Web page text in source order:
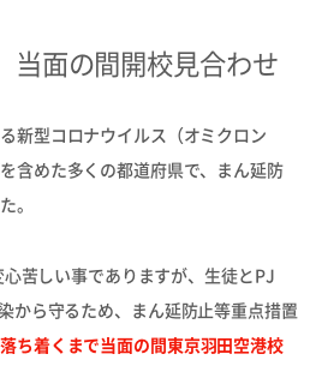
当面の間開校見合わせ
新型コロナウイルス（オミクロン
含めた多くの都道府県で、まん延防
。
苦しい事でありますが、生徒とPJ
から守るため、 まん延防止等重点措置
ち着くまで当面の間東京羽田空港校